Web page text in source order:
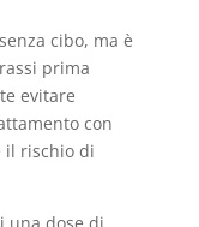
cibo, ma è
prima
evitare
con
il rischio di